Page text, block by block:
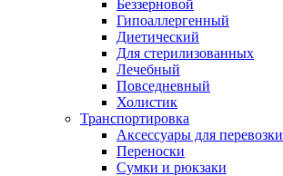
Беззерновой
Гипоаллергенный
Диетический
Для стерилизованных
Лечебный
Повседневный
Холистик
Транспортировка
Аксессуары для перевозки
Переноски
Сумки и рюкзаки